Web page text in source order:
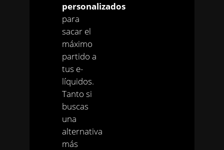
personalizados
para
sacar el
máximo
partido a
tus e-
líquidos.
Tanto si
buscas
una
alternativa
más